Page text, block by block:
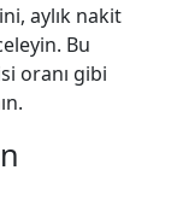
aylık nakit
Bu
oranı gibi